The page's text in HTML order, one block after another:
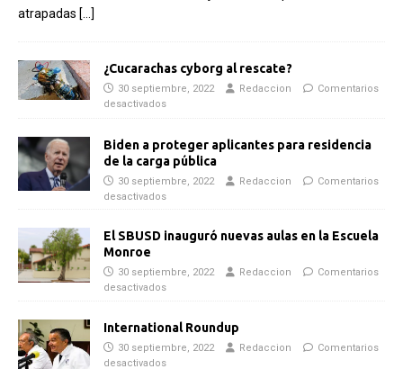
atrapadas […]
¿Cucarachas cyborg al rescate?
30 septiembre, 2022 Redaccion
Comentarios
desactivados
Biden a proteger aplicantes para residencia
de la carga pública
30 septiembre, 2022 Redaccion
Comentarios
desactivados
El SBUSD inauguró nuevas aulas en la Escuela
Monroe
30 septiembre, 2022 Redaccion
Comentarios
desactivados
International Roundup
30 septiembre, 2022 Redaccion
Comentarios
desactivados